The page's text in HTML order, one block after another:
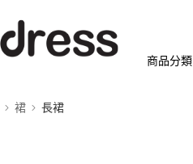
商品分類
裙 長裙